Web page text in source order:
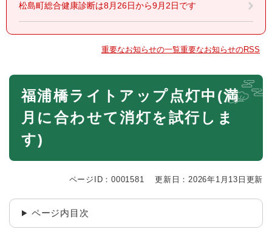
松島町総合健康診断は8月26日から9月2日です
重要なお知らせの一覧重要なお知らせのRSS
本
福浦橋ライトアップ点灯中(満
月に合わせて消灯を試行しま
す)
ページID：0001581 更新日：2026年1月13日更新
ページ内目次